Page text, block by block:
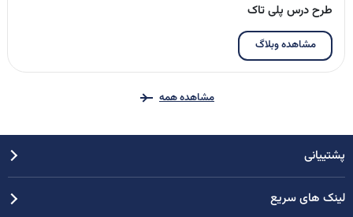
طرح درس پلی تاک
مشاهده وبلاگ
مشاهده همه
پشتییانی
لینک های سریع